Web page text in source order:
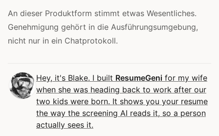
An dieser Produktform stimmt etwas Wesentliches.
Genehmigung gehört in die Ausführungsumgebung,
nicht nur in ein Chatprotokoll.
Hey, it's Blake. I built ResumeGeni for my wife
when she was heading back to work after our
two kids were born. It shows you your resume
the way the screening AI reads it, so a person
actually sees it.